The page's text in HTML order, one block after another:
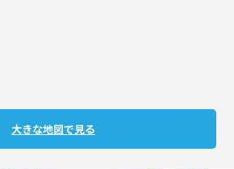
大きな地図で見る